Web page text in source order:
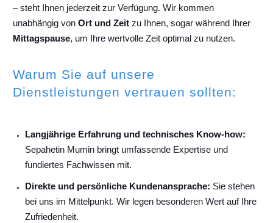
– steht Ihnen jederzeit zur Verfügung. Wir kommen
unabhängig von Ort und Zeit zu Ihnen, sogar während Ihrer
Mittagspause, um Ihre wertvolle Zeit optimal zu nutzen.
Warum Sie auf unsere
Dienstleistungen vertrauen sollten:
Langjährige Erfahrung und technisches Know-how:
Sepahetin Mumin bringt umfassende Expertise und
fundiertes Fachwissen mit.
Direkte und persönliche Kundenansprache: Sie stehen
bei uns im Mittelpunkt. Wir legen besonderen Wert auf Ihre
Zufriedenheit.